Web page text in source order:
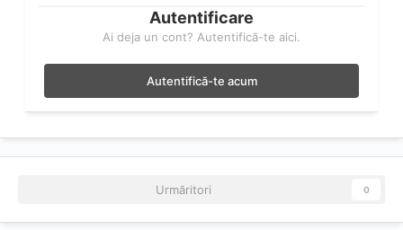
Autentificare
Ai deja un cont? Autentifică-te aici.
Autentifică-te acum
Urmăritori 0